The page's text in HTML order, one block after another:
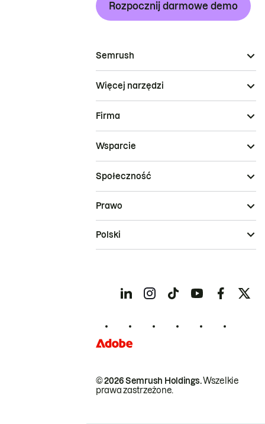
Rozpocznij darmowe demo
Semrush
Więcej narzędzi
Firma
Wsparcie
Społeczność
© 2026 Semrush Holdings.Wszelkie
prawa zastrzeżone.
Prawo
Polski